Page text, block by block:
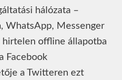
hálózata –
WhatsApp, Messenger
hirtelen offline állapotba
Facebook
a Twitteren ezt